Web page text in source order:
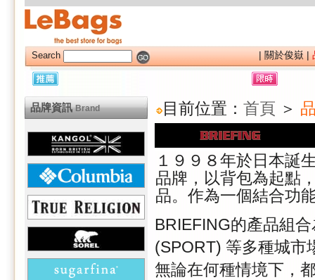
Search |關於俊嶽|
目前位置： 首頁 ＞
１９９８年於日本誕
品牌，以背包為起點
品。作為一個結合功
BRIEFING的產品組
(SPORT) 等多種城市
無論在何種情境下，
品牌資訊Brand